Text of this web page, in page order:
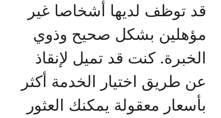
قد توظف لديها أشخاصا غير
مؤهلين بشكل صحيح وذوي
الخبرة. كنت قد تميل لإنقاذ
عن طريق اختيار الخدمة أكثر
بأسعار معقولة يمكنك العثور